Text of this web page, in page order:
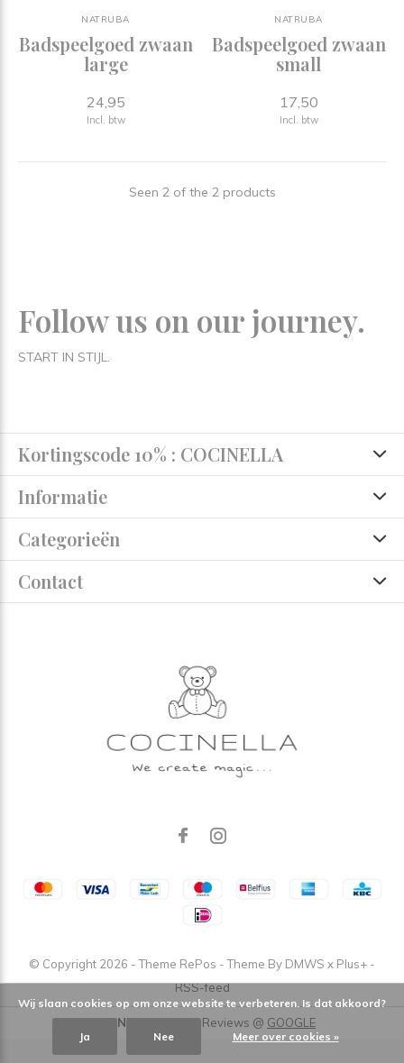
NATRUBA
Badspeelgoed zwaan
large
24,95
Incl. btw
NATRUBA
Badspeelgoed zwaan
small
17,50
Incl. btw
Seen 2 of the 2 products
Follow us on our journey.
START IN STIJL.
Kortingscode 10% : COCINELLA
Informatie
Categorieën
Contact
© Copyright 2026 - Theme RePos - Theme By DMWS x Plus+ -
RSS-feed
COCINELLA/5-4,9Reviews @ GOOGLE
Wij slaan cookies op om onze website te verbeteren. Is dat akkoord?
Ja Nee Meer over cookies »